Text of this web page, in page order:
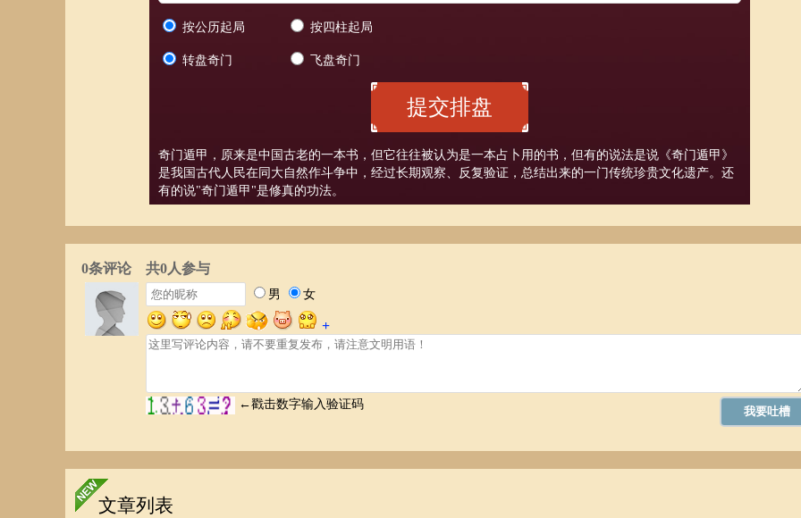
按公历起局 按四柱起局
转盘奇门 飞盘奇门
奇门遁甲，原来是中国古老的一本书，但它往往被认为是一本占卜用的书，但有的说法是说《奇门遁甲》
是我国古代人民在同大自然作斗争中，经过长期观察、反复验证，总结出来的一门传统珍贵文化遗产。还
有的说"奇门遁甲"是修真的功法。
文章列表